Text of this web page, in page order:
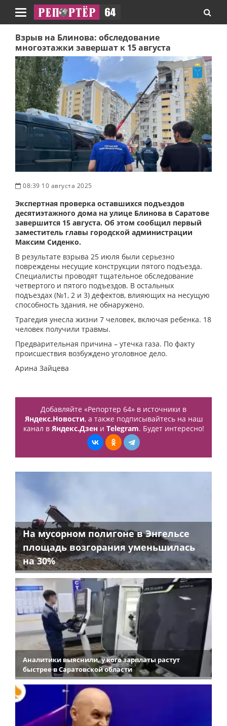
Навигация
Взрыв на Блинова: обследование
многоэтажки завершат к 15 августа
08:39 10 августа 2025
Экспертная проверка оставшихся подъездов
десятиэтажного дома на улице Блинова в Саратове
завершится 15 августа. Об этом сообщил первый
заместитель главы городской администрации
Максим Сиденко.
В результате взрыва 25 июля были серьезно
повреждены несущие конструкции пятого подъезда.
Специалисты проводят тщательное обследование
четвертого и пятого подъездов. В остальных
подъездах (№1, 2 и 3) дефектов, влияющих на несущую
способность здания, не обнаружено.
Трагедия унесла жизни 7 человек, включая ребенка. 18
человек получили травмы.
Предварительная причина – утечка газа. По факту
происшествия возбуждено уголовное дело.
Арина Зайцева
Добавляйте «Репортер 64» в источники в
Яндекс.Новости, а также подписывайтесь на наш
канал в Яндекс.Дзени Telegram. Будет интересно!
На мусорном полигоне в Энгельсе
площадь возгорания уменьшилась
на 30%
Аналитики выяснили, у кого зарплаты растут
быстрее в Саратовской области